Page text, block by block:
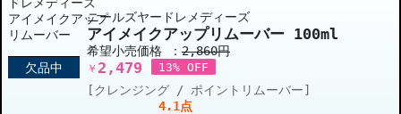
欠品中
ニールズヤードレメディーズ
アイメイクアップリムーバー 100ml
希望小売価格 ： 2,860円
￥ 2,479 13% OFF
[クレンジング / ポイントリムーバー]
4.1点